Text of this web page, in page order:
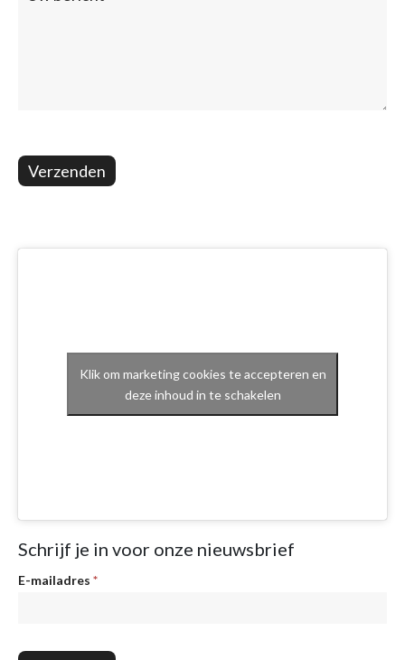
Verzenden
Klik om marketing cookies te accepteren en
deze inhoud in te schakelen
Schrijf je in voor onze nieuwsbrief
Nieuwsbrief
E-mailadres *